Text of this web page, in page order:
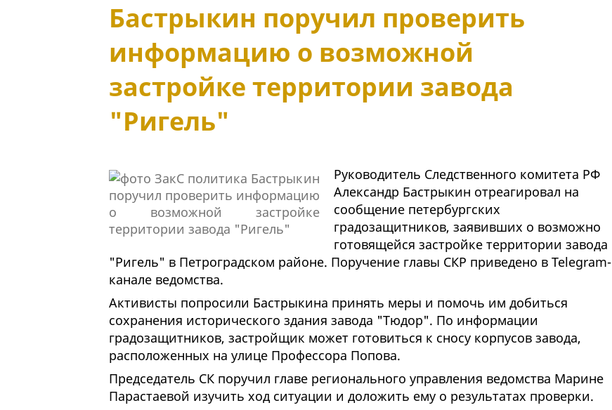
Бастрыкин поручил проверить
информацию о возможной
застройке территории завода
"Ригель"
Руководитель Следственного комитета РФ
Александр Бастрыкин отреагировал на
сообщение петербургских
градозащитников, заявивших о возможно
готовящейся застройке территории завода
"Ригель" в Петроградском районе. Поручение главы СКР приведено в Telegram-
канале ведомства.
Активисты попросили Бастрыкина принять меры и помочь им добиться
сохранения исторического здания завода "Тюдор". По информации
градозащитников, застройщик может готовиться к сносу корпусов завода,
расположенных на улице Профессора Попова.
Председатель СК поручил главе регионального управления ведомства Марине
Парастаевой изучить ход ситуации и доложить ему о результатах проверки.